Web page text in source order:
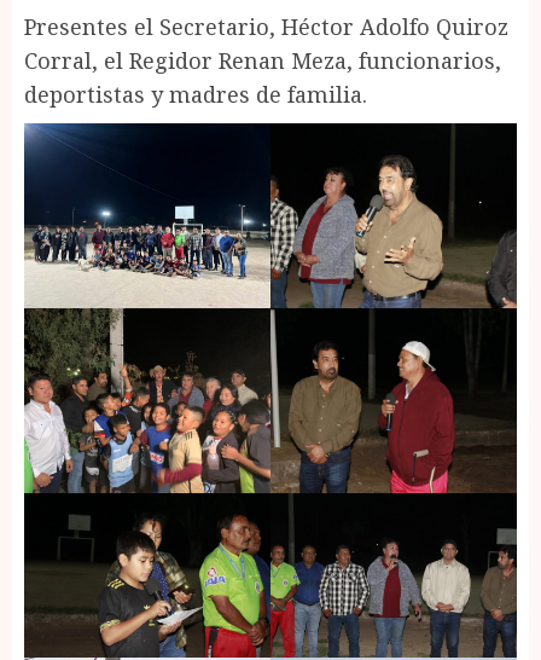
Presentes el Secretario, Héctor Adolfo Quiroz
Corral, el Regidor Renan Meza, funcionarios,
deportistas y madres de familia.